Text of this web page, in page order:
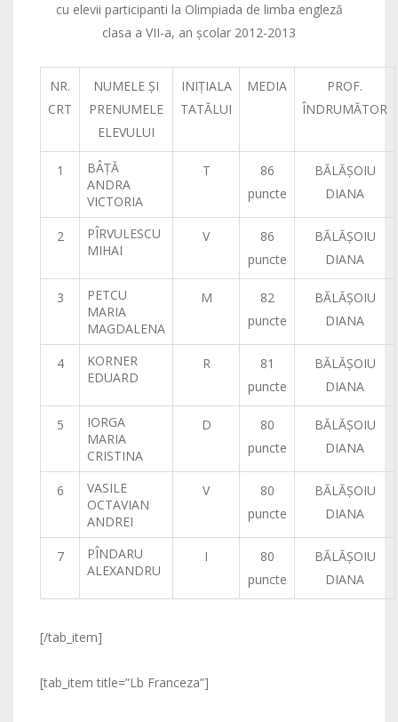
cu elevii participanti la Olimpiada de limba engleză
clasa a VII-a, an şcolar 2012-2013
NR.
CRT
NUMELE ŞI
PRENUMELE
ELEVULUI
INIŢIALA
TATĂLUI
MEDIA
PROF.
ÎNDRUMĂTOR
1
BÂŢĂ
ANDRA
VICTORIA
T
86
puncte
BĂLĂŞOIU
DIANA
2
PÎRVULESCU
MIHAI
V
86
puncte
BĂLĂŞOIU
DIANA
3
PETCU
MARIA
MAGDALENA
M
82
puncte
BĂLĂŞOIU
DIANA
4
KORNER
EDUARD
R
81
puncte
BĂLĂŞOIU
DIANA
5
IORGA
MARIA
CRISTINA
D
80
puncte
BĂLĂŞOIU
DIANA
6
VASILE
OCTAVIAN
ANDREI
V
80
puncte
BĂLĂŞOIU
DIANA
7
PÎNDARU
ALEXANDRU
I
80
puncte
BĂLĂŞOIU
DIANA
[/tab_item]
[tab_item title=”Lb Franceza”]